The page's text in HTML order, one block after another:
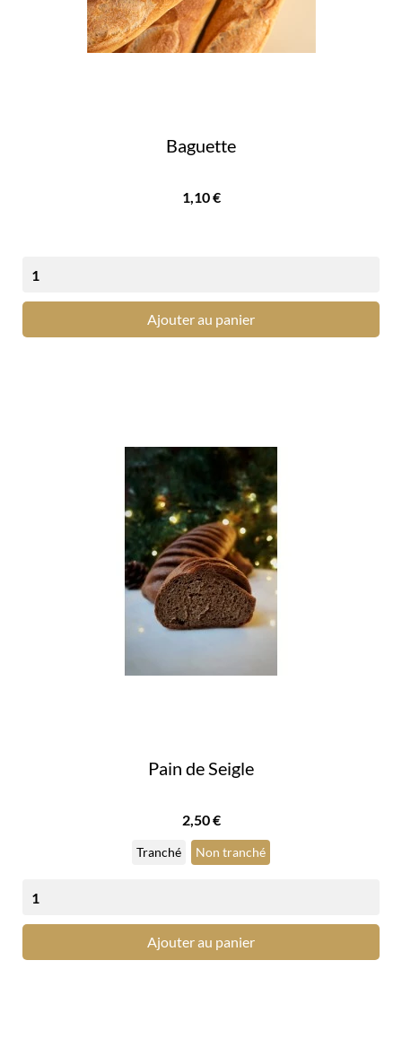
Baguette
Prix
1,10 €
Ajouter au panier
Pain de Seigle
Prix
2,50 €
Tranché Non tranché
Ajouter au panier